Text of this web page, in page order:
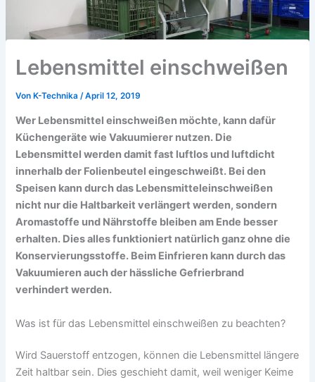
Lebensmittel einschweißen
VonK-Technika /April 12, 2019
Wer Lebensmittel einschweißen möchte, kann dafür
Küchengeräte wie Vakuumierer nutzen. Die
Lebensmittel werden damit fast luftlos und luftdicht
innerhalb der Folienbeutel eingeschweißt. Bei den
Speisen kann durch das Lebensmitteleinschweißen
nicht nur die Haltbarkeit verlängert werden, sondern
Aromastoffe und Nährstoffe bleiben am Ende besser
erhalten. Dies alles funktioniert natürlich ganz ohne die
Konservierungsstoffe. Beim Einfrieren kann durch das
Vakuumieren auch der hässliche Gefrierbrand
verhindert werden.
Was ist für das Lebensmittel einschweißen zu beachten?
Wird Sauerstoff entzogen, können die Lebensmittel längere
Zeit haltbar sein. Dies geschieht damit, weil weniger Keime